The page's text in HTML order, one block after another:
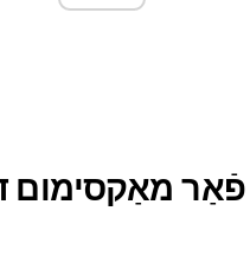
מאַקסימום